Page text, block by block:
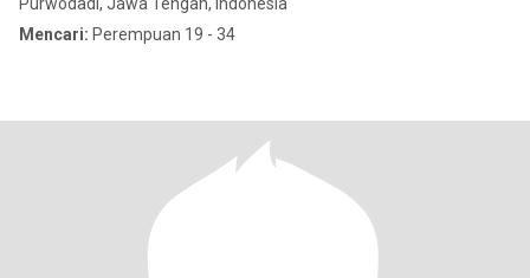
Mencari: Perempuan 19 - 34